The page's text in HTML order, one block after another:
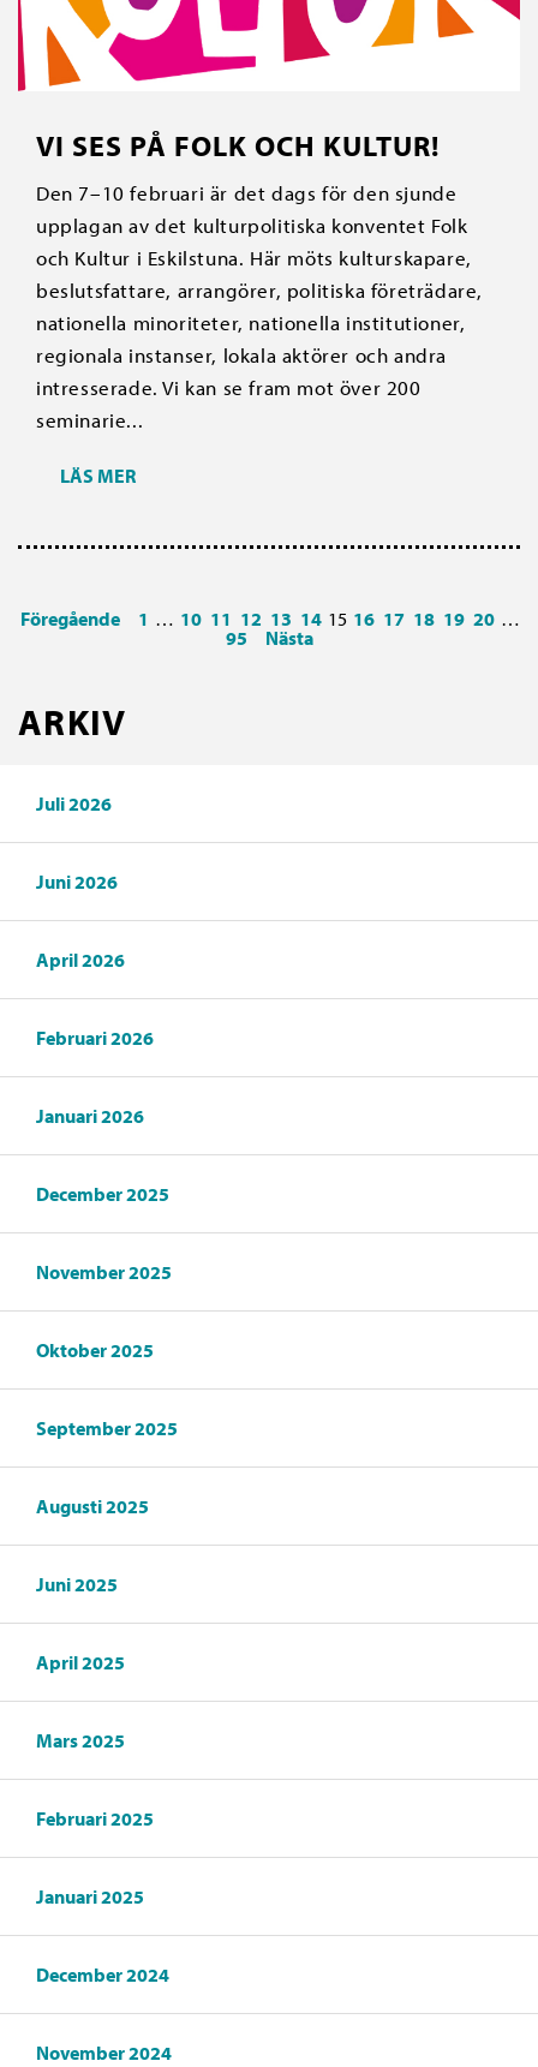
VI SES PÅ FOLK OCH KULTUR!
Den 7–10 februari är det dags för den sjunde
upplagan av det kulturpolitiska konventet Folk
och Kultur i Eskilstuna. Här möts kulturskapare,
beslutsfattare, arrangörer, politiska företrädare,
nationella minoriteter, nationella institutioner,
regionala instanser, lokala aktörer och andra
intresserade. Vi kan se fram mot över 200
seminarie...
LÄS MER
Föregående 1 … 10 11 12 13 14 15 16 17 18 19 20 …
95
Nästa
ARKIV
Juli 2026
Juni 2026
April 2026
Februari 2026
Januari 2026
December 2025
November 2025
Oktober 2025
September 2025
Augusti 2025
Juni 2025
April 2025
Mars 2025
Februari 2025
Januari 2025
December 2024
November 2024